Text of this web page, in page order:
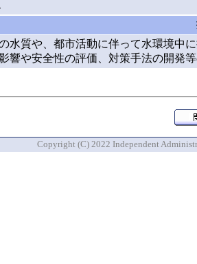
水質や、都市活動に伴って水環境中
や安全性の評価、対策手法の開発等
Copyright (C) 2022 Independent